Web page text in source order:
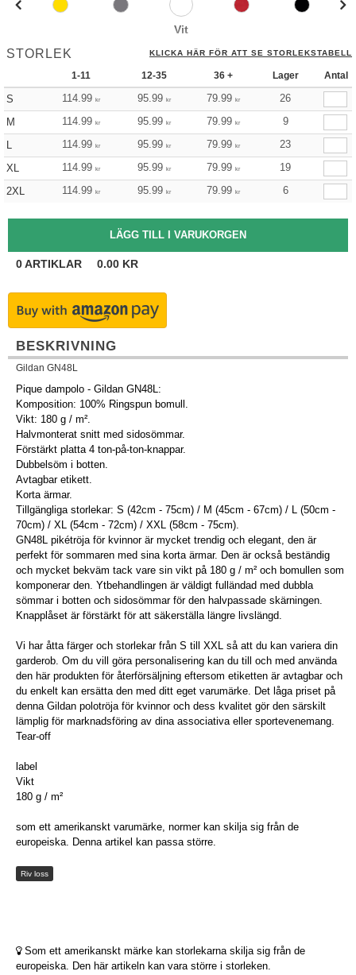
Vit
STORLEK KLICKA HÄR FÖR ATT SE STORLEKSTABELL
1-11 12-35 36 + Lager Antal
S 114.99 kr 95.99 kr 79.99 kr
26
M
114.99 kr 95.99 kr 79.99 kr
9
L
114.99 kr 95.99 kr 79.99 kr
23
XL
114.99 kr 95.99 kr 79.99 kr
19
2XL
114.99 kr 95.99 kr 79.99 kr 6
0ARTIKLAR 0.00 KR
BESKRIVNING
Gildan GN48L
Pique dampolo - Gildan GN48L:
Komposition: 100% Ringspun bomull.
Vikt: 180 g / m².
Halvmonterat snitt med sidosömmar.
Förstärkt platta 4 ton-på-ton-knappar.
Dubbelsöm i botten.
Avtagbar etikett.
Korta ärmar.
Tillgängliga storlekar: S (42cm - 75cm) / M (45cm - 67cm) / L (50cm -
70cm) / XL (54cm - 72cm) / XXL (58cm - 75cm).
GN48L pikétröja för kvinnor är mycket trendig och elegant, den är
perfekt för sommaren med sina korta ärmar. Den är också beständig
och mycket bekväm tack vare sin vikt på 180 g / m² och bomullen som
komponerar den. Ytbehandlingen är väldigt fulländad med dubbla
sömmar i botten och sidosömmar för den halvpassade skärningen.
Knapplåset är förstärkt för att säkerställa längre livslängd.
Vi har åtta färger och storlekar från S till XXL så att du kan variera din
garderob. Om du vill göra personalisering kan du till och med använda
den här produkten för återförsäljning eftersom etiketten är avtagbar och
du enkelt kan ersätta den med ditt eget varumärke. Det låga priset på
denna Gildan polotröja för kvinnor och dess kvalitet gör den särskilt
lämplig för marknadsföring av dina associativa eller sportevenemang.
Tear-off
label
Vikt
180 g / m²
som ett amerikanskt varumärke, normer kan skilja sig från de
europeiska. Denna artikel kan passa större.
Riv loss
Som ett amerikanskt märke kan storlekarna skilja sig från de
europeiska. Den här artikeln kan vara större i storleken.